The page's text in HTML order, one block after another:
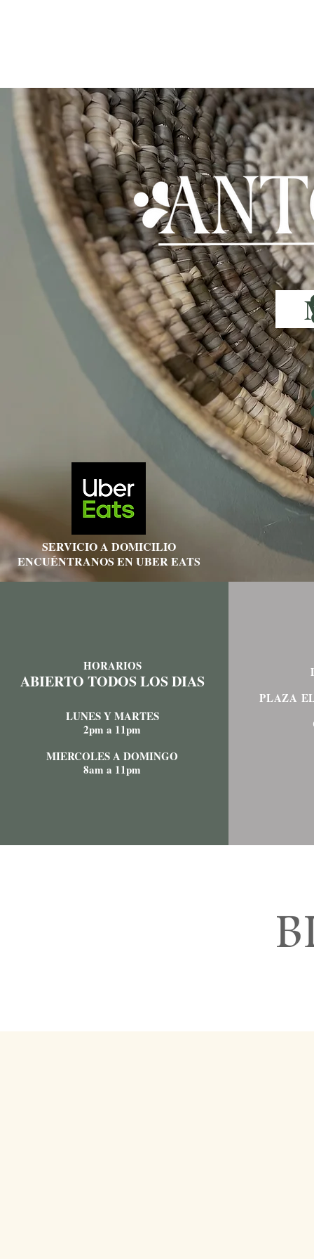
SERVICIO A DOMICILIO
ENCUÉNTRANOS EN UBER EATS
HORARIOS
ABIERTO TODOS LOS DIAS
LUNES Y MARTES
2pm a 11pm
MIERCOLES A DOMINGO
8am a 11pm
PLAZA